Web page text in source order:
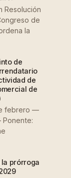
Resolución
de
la
de
de
de
febrero —
Ponente:
la prórroga